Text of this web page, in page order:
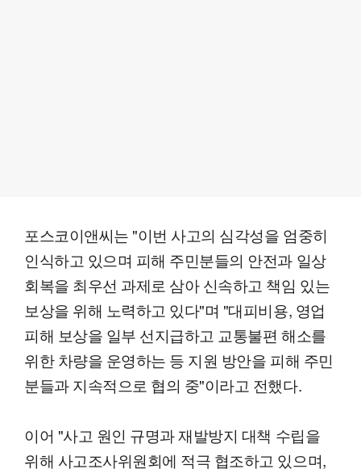
포스코이앤씨는 "이번 사고의 심각성을 엄중히
인식하고 있으며 피해 주민분들의 안전과 일상
회복을 최우선 과제로 삼아 신속하고 책임 있는
보상을 위해 노력하고 있다"며 "대피비용, 영업
피해 보상을 일부 선지급하고 교통불편 해소를
위한 차량을 운영하는 등 지원 방안을 피해 주민
분들과 지속적으로 협의 중"이라고 전했다.
이어 "사고 원인 규명과 재발방지 대책 수립을
위해 사고조사위원회에 적극 협조하고 있으며,